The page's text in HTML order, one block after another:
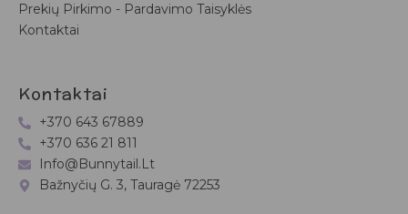
Prekių Pirkimo - Pardavimo Taisyklės
Kontaktai
Kontaktai
+370 643 67889
+370 636 21 811
Info@bunnytail.lt
Bažnyčių G. 3, Tauragė 72253